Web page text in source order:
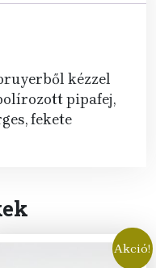
kézzel
pipafej,
fekete
Akció!